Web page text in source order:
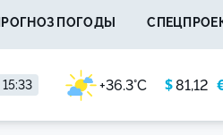
+36.3°C $81,12
ПОГОДЫ